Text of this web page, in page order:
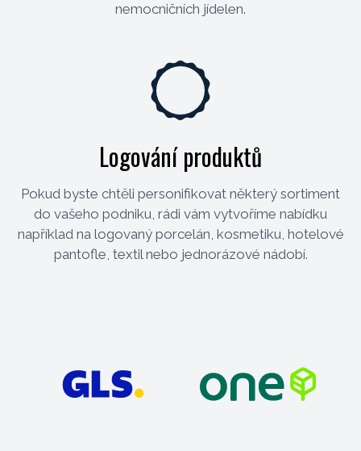
nemocničních jídelen.
Logování produktů
Pokud byste chtěli personifikovat některý sortiment
do vašeho podniku, rádi vám vytvoříme nabídku
například na logovaný porcelán, kosmetiku, hotelové
pantofle, textil nebo jednorázové nádobí.